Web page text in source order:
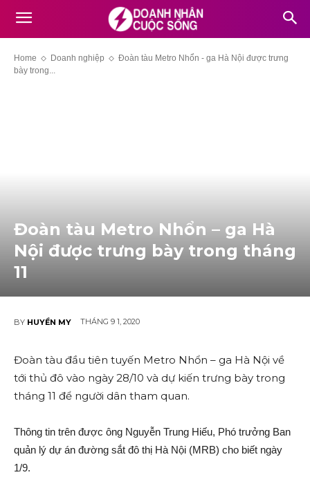
Home Doanh nghiệp
Đoàn tàu Metro Nhổn - ga Hà Nội được trưng
bày trong...
Đoàn tàu Metro Nhổn – ga Hà
Nội được trưng bày trong tháng
11
BY HUYỀN MY THÁNG 9 1, 2020
Đoàn tàu đầu tiên tuyến Metro Nhổn – ga Hà Nội về
tới thủ đô vào ngày 28/10 và dự kiến trưng bày trong
tháng 11 để người dân tham quan.
Thông tin trên được ông Nguyễn Trung Hiếu, Phó trưởng Ban
quản lý dự án đường sắt đô thị Hà Nội (MRB) cho biết ngày
1/9.